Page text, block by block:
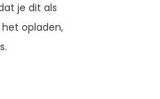
je dit als
opladen,